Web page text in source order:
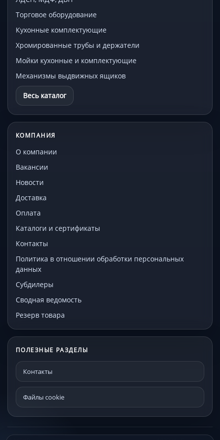
Торговое оборудование
Кухонные комплектующие
Хромированные трубы и держатели
Мойки кухонные и комплектующие
Механизмы выдвижных ящиков
Весь каталог
КОМПАНИЯ
О компании
Вакансии
Новости
Доставка
Оплата
Каталоги и сертификаты
Контакты
Политика в отношении обработки персональных
данных
Субдилеры
Сводная ведомость
Резерв товара
ПОЛЕЗНЫЕ РАЗДЕЛЫ
Контакты
Файлы cookie